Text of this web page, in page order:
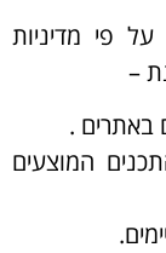
פי מדיניות
–
באתרים .
המוצעים